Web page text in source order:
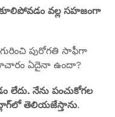
కూలిపోవడం వల్ల సహజంగా
గురించి పురోగతి సాఫీగా
ఏదైనా ఉందా?
నేను పంచుకోగల
తెలియజేస్తాను.